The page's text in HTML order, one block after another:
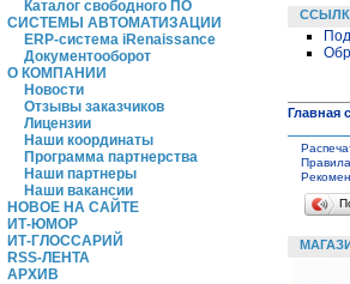
Каталог свободного ПО
СИСТЕМЫ АВТОМАТИЗАЦИИ
ERP-система iRenaissance
Документооборот
О КОМПАНИИ
Новости
Отзывы заказчиков
Лицензии
Наши координаты
Программа партнерства
Наши партнеры
Наши вакансии
НОВОЕ НА САЙТЕ
ИТ-ЮМОР
ИТ-ГЛОССАРИЙ
RSS-ЛЕНТА
АРХИВ
Главная